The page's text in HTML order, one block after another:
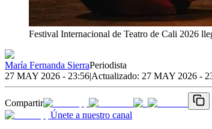
Festival Internacional de Teatro de Cali 2026
María Fernanda SierraPeriodista
27 MAY 2026 - 23:56|Actualizado: 27 MAY 2026 -
Compartir
Únete a nuestro canal